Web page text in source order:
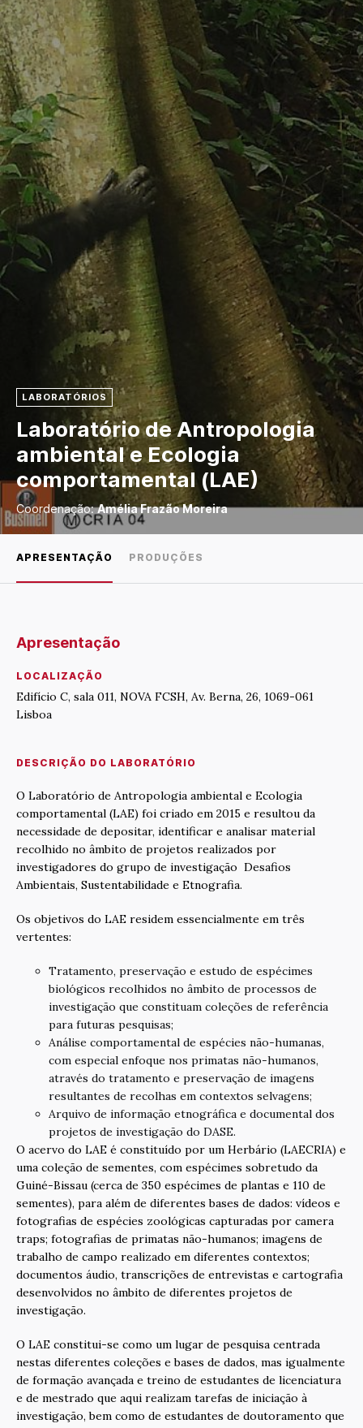
LABORATÓRIOS
Laboratório de Antropologia
ambiental e Ecologia
comportamental (LAE)
Coordenação:Amélia Frazão Moreira
APRESENTAÇÃO PRODUÇÕES
Apresentação
LOCALIZAÇÃO
Edifício C, sala 011, NOVA FCSH, Av. Berna, 26, 1069-061
Lisboa
DESCRIÇÃO DO LABORATÓRIO
O Laboratório de Antropologia ambiental e Ecologia
comportamental (LAE) foi criado em 2015 e resultou da
necessidade de depositar, identificar e analisar material
recolhido no âmbito de projetos realizados por
investigadores do grupo de investigação Desafios
Ambientais, Sustentabilidade e Etnografia.
Os objetivos do LAE residem essencialmente em três
vertentes:
Tratamento, preservação e estudo de espécimes
biológicos recolhidos no âmbito de processos de
investigação que constituam coleções de referência
para futuras pesquisas;
Análise comportamental de espécies não-humanas,
com especial enfoque nos primatas não-humanos,
através do tratamento e preservação de imagens
resultantes de recolhas em contextos selvagens;
Arquivo de informação etnográfica e documental dos
projetos de investigação do DASE.
O acervo do LAE é constituído por um Herbário (LAECRIA) e
uma coleção de sementes, com espécimes sobretudo da
Guiné-Bissau (cerca de 350 espécimes de plantas e 110 de
sementes), para além de diferentes bases de dados: vídeos e
fotografias de espécies zoológicas capturadas por camera
traps; fotografias de primatas não-humanos; imagens de
trabalho de campo realizado em diferentes contextos;
documentos áudio, transcrições de entrevistas e cartografia
desenvolvidos no âmbito de diferentes projetos de
investigação.
O LAE constitui-se como um lugar de pesquisa centrada
nestas diferentes coleções e bases de dados, mas igualmente
de formação avançada e treino de estudantes de licenciatura
e de mestrado que aqui realizam tarefas de iniciação à
investigação, bem como de estudantes de doutoramento que